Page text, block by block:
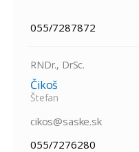
055/7287872
RNDr., DrSc.
Čikoš
Štefan
cikos@saske.sk
055/7276280